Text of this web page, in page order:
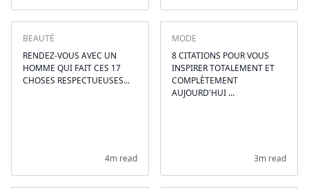
BEAUTÉ
RENDEZ-VOUS AVEC UN
HOMME QUI FAIT CES 17
CHOSES RESPECTUEUSES...
4m read
MODE
8 CITATIONS POUR VOUS
INSPIRER TOTALEMENT ET
COMPLÈTEMENT
AUJOURD'HUI ...
3m read